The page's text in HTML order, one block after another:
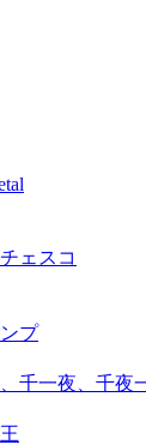
ェスコ
プ
千一夜、千夜